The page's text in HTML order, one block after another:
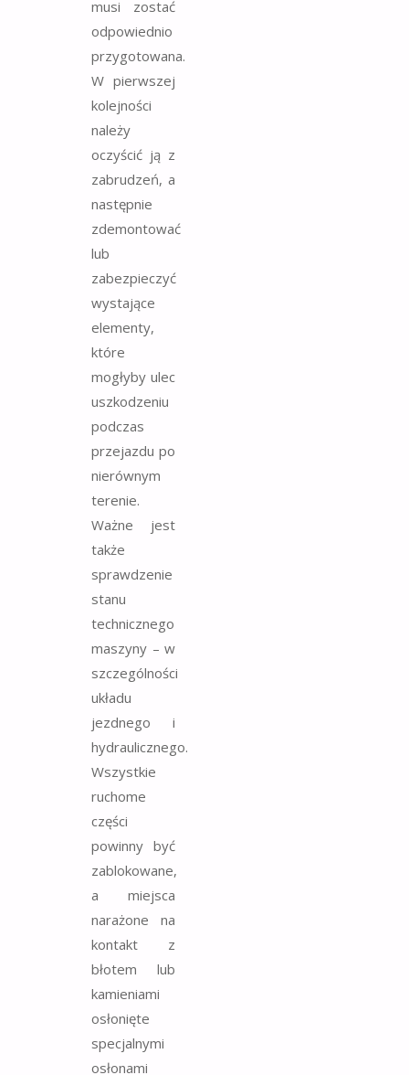
musi zostać
odpowiednio
przygotowana.
W pierwszej
kolejności
należy
oczyścić ją z
zabrudzeń, a
następnie
zdemontować
lub
zabezpieczyć
wystające
elementy,
które
mogłyby ulec
uszkodzeniu
podczas
przejazdu po
nierównym
terenie.
Ważne jest
także
sprawdzenie
stanu
technicznego
maszyny – w
szczególności
układu
jezdnego i
hydraulicznego.
Wszystkie
ruchome
części
powinny być
zablokowane,
a miejsca
narażone na
kontakt z
błotem lub
kamieniami
osłonięte
specjalnymi
osłonami